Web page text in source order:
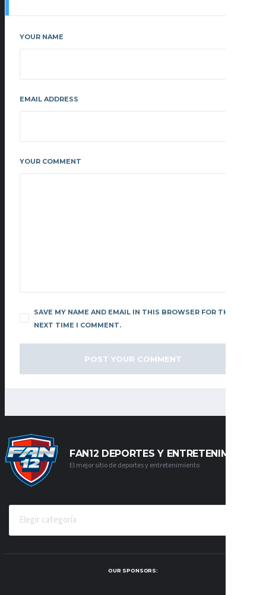
YOUR NAME
EMAIL ADDRESS
YOUR COMMENT
SAVE MY NAME AND EMAIL IN THIS BROWSER FOR THE
NEXT TIME I COMMENT.
FAN12 DEPORTES Y ENTRETENIMIENTO
El mejor sitio de deportes y entretenimiento
OUR SPONSORS: